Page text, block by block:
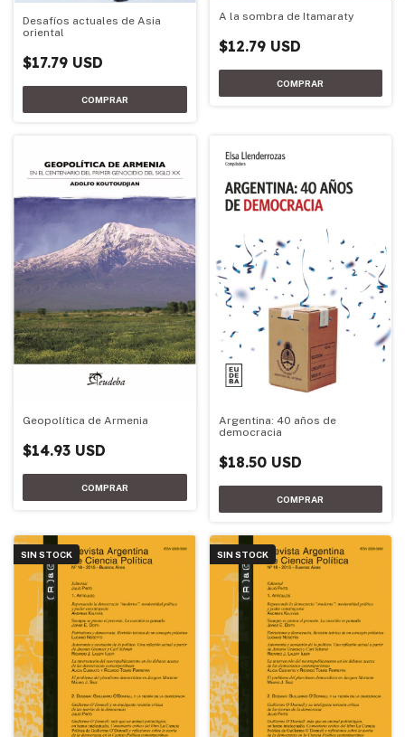
Desafíos actuales de Asia
oriental
$17.79 USD
A la sombra de Itamaraty
$12.79 USD
Geopolítica de Armenia
$14.93 USD
Argentina: 40 años de
democracia
$18.50 USD
SIN STOCK SIN STOCK